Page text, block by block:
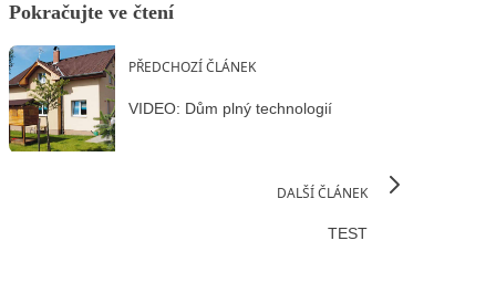
Pokračujte ve čtení
PŘEDCHOZÍ ČLÁNEK
VIDEO: Dům plný technologií
DALŠÍ ČLÁNEK
TEST